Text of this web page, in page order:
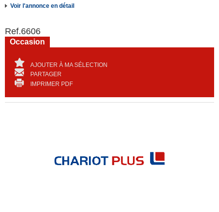
Voir l'annonce en détail
Ref.6606
Occasion
AJOUTER À MA SÉLECTION
PARTAGER
IMPRIMER PDF